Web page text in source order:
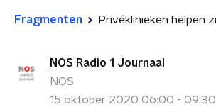
Fragmenten
NOS Radio 1 Journaal
NOS
15 oktober 2020 06:00 - 09:30